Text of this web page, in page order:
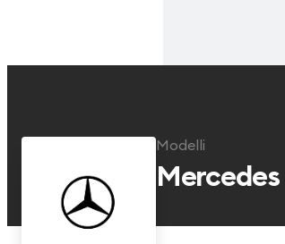
Modelli
Mercedes